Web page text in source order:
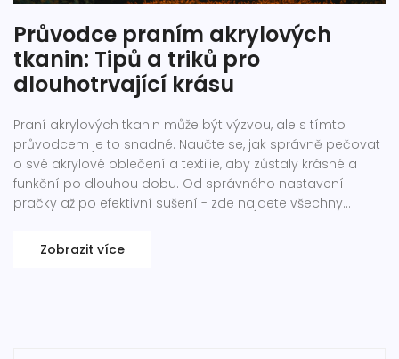
Průvodce praním akrylových
tkanin: Tipů a triků pro
dlouhotrvající krásu
Praní akrylových tkanin může být výzvou, ale s tímto
průvodcem je to snadné. Naučte se, jak správně pečovat
o své akrylové oblečení a textilie, aby zůstaly krásné a
funkční po dlouhou dobu. Od správného nastavení
pračky až po efektivní sušení - zde najdete všechny
Zobrazit více